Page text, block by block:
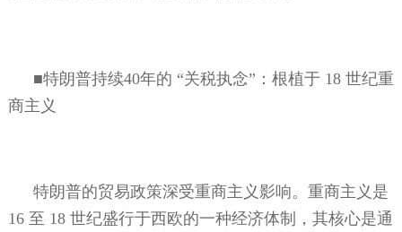
■特朗普持续40年的 “关税执念”：根植于18 世纪重
商主义
特朗普的贸易政策深受重商主义影响。重商主义是
16 至 18 世纪盛行于西欧的一种经济体制，其核心是通